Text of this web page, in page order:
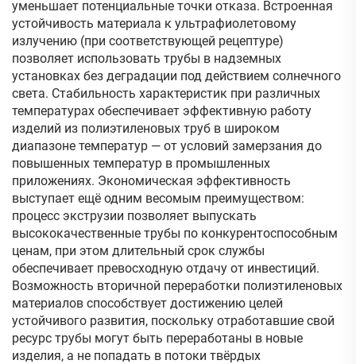
уменьшает потенциальные точки отказа. Встроенная
устойчивость материала к ультрафиолетовому
излучению (при соответствующей рецептуре)
позволяет использовать трубы в надземных
установках без деградации под действием солнечного
света. Стабильность характеристик при различных
температурах обеспечивает эффективную работу
изделий из полиэтиленовых труб в широком
диапазоне температур — от условий замерзания до
повышенных температур в промышленных
приложениях. Экономическая эффективность
выступает ещё одним весомым преимуществом:
процесс экструзии позволяет выпускать
высококачественные трубы по конкурентоспособным
ценам, при этом длительный срок службы
обеспечивает превосходную отдачу от инвестиций.
Возможность вторичной переработки полиэтиленовых
материалов способствует достижению целей
устойчивого развития, поскольку отработавшие свой
ресурс трубы могут быть переработаны в новые
изделия, а не попадать в потоки твёрдых